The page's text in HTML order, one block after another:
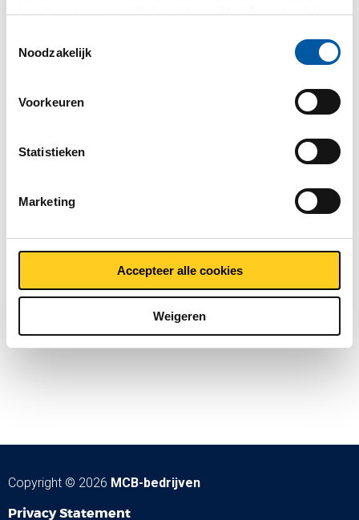
instellen als je niet wilt dat wij bepaalde informatie delen.
partijen waarmee wij samenwerken vind je in ons
Noodzakelijk
Voorkeuren
Statistieken
Marketing
Accepteer alle cookies
Weigeren
Copyright © 2026 MCB-bedrijven
Privacy Statement